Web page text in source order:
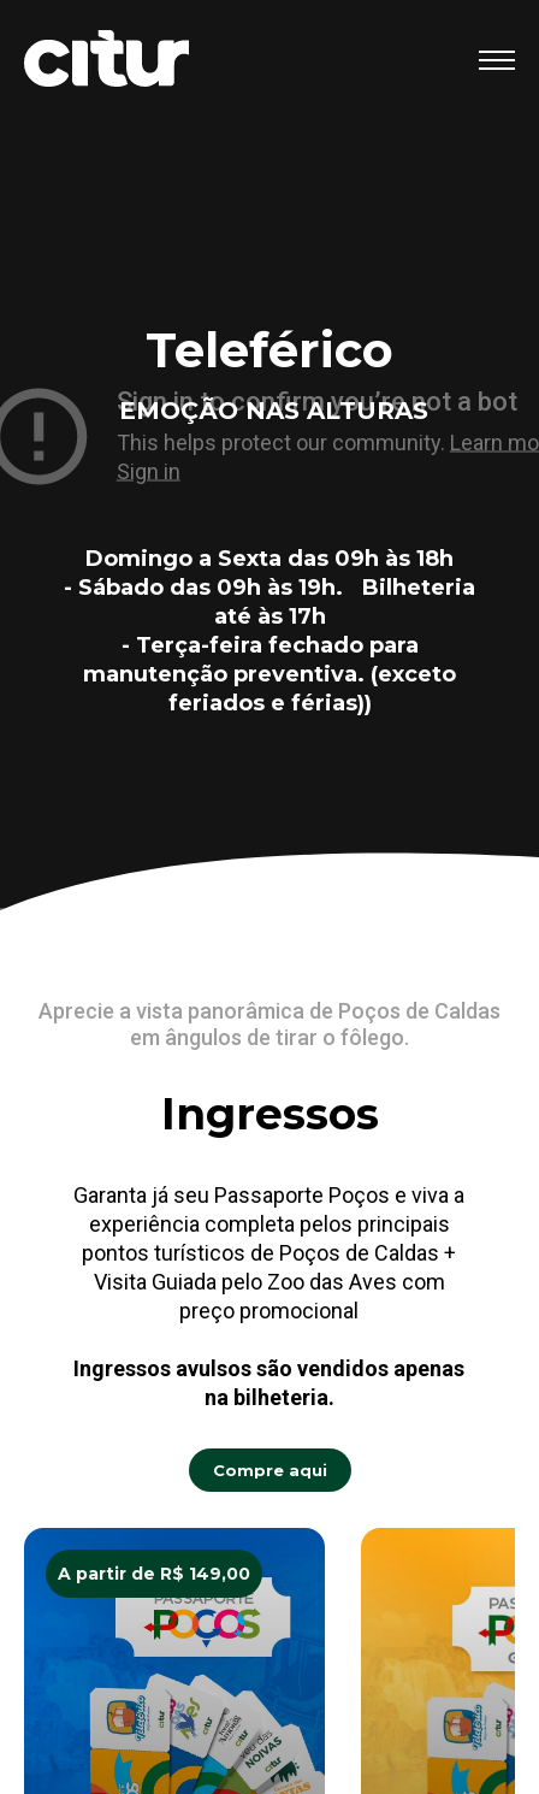
Teleférico
EMOÇÃO NAS ALTURAS
Domingo a Sexta das 09h às 18h
- Sábado das 09h às 19h. Bilheteria
até às 17h
- Terça-feira fechado para
manutenção preventiva. (exceto
feriados e férias))
Aprecie a vista panorâmica de Poços de Caldas
em ângulos de tirar o fôlego.
Ingressos
Garanta já seu Passaporte Poços e viva a
experiência completa pelos principais
pontos turísticos de Poços de Caldas +
Visita Guiada pelo Zoo das Aves com
preço promocional
Ingressos avulsos são vendidos apenas
na bilheteria.
Compre aqui
A partir de R$ 149,00